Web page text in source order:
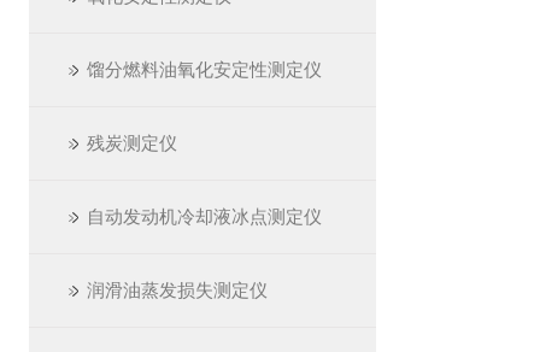
馏分燃料油氧化安定性测定仪
残炭测定仪
自动发动机冷却液冰点测定仪
润滑油蒸发损失测定仪